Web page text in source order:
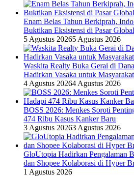
Enam Belas Tahun Berkiprah,
Buktikan Eksistensi di Pasar Global
5 Agustus 20265 Agustus 2026
Waskita Realty Buka Gerai di
Hadirkan Vasaka untuk Masyarakat
4 Agustus 20264 Agustus 2026
BOSS 2026: Menkes Soroti
474 Ribu Kasus Kanker Baru
3 Agustus 20263 Agustus 2026
GloUtopia Hadirkan Pengalaman
dan Shopee Kolaborasi di Hyper
1 Agustus 2026